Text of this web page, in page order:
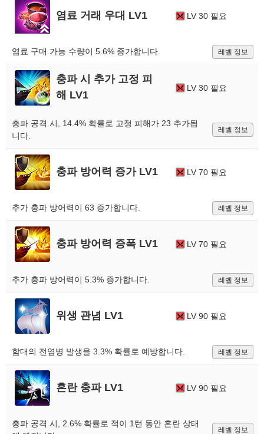
염료 거래 우대 LV1 LV 30 필요
염료 구매 가능 수량이 5.6% 증가합니다. 레벨 정보
충파 시 추가 고정 피
해 LV1
LV 30 필요
충파 공격 시, 14.4% 확률로 고정 피해가 23 추가됩
니다.
레벨 정보
충파 방어력 증가 LV1 LV 70 필요
추가 충파 방어력이 63 증가합니다. 레벨 정보
충파 방어력 증폭 LV1 LV 70 필요
추가 충파 방어력이 5.3% 증가합니다. 레벨 정보
위생 관념 LV1 LV 90 필요
함대의 전염병 발생을 3.3% 확률로 예방합니다. 레벨 정보
혼란 충파 LV1 LV 90 필요
충파 공격 시, 2.6% 확률로 적이 1턴 동안 혼란 상태
레벨 정보